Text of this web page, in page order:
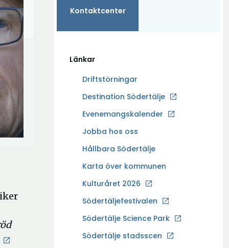
Kontaktcenter
Länkar
Driftstörningar
Destination Södertälje
Ö
p
n
a
y
t
f
ö
Evenemangskalender
Jobba hos oss
Ö
p
n
a
y
t
Hållbara Södertälje
Karta över kommunen
Kulturåret 2026
Södertäljefestivalen
Södertälje Science Park
Ö
p
Södertälje stadsscen